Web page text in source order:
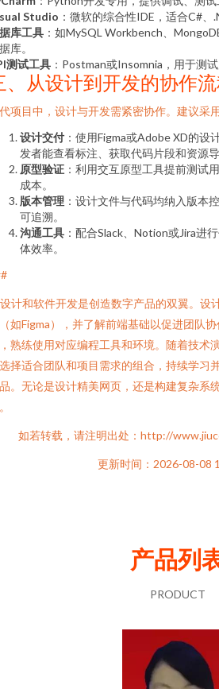
Studio ：微软的综合性IDE，适合C#、
库工具 ：如MySQL Workbench、
库。
测试工具 ：Postman或Insomnia，用于测
、从设计到开发的协作
项目中，设计与开发需紧密协作。建议采
设计交付 ：使用Figma或Adobe XD的
发者能查看标注、获取代码片段和资源导
原型验证 ：利用交互原型工具提前测试
成本。
版本管理 ：设计文件与代码均纳入版本
可追溯。
沟通工具 ：配合Slack、Notion或Jira进
体效率。
计和软件开发是创造数字产品的双翼。设
如Figma），并了解前端基础以促进团队
熟练使用对应编程工具和环境。随着技术
择适合团队和项目需求的组合，持续学习
。无论是设计精美网页，还是构建复杂系
如若转载，请注明出处：http://
更新时间：2026-08-08
产品列
PRODUCT